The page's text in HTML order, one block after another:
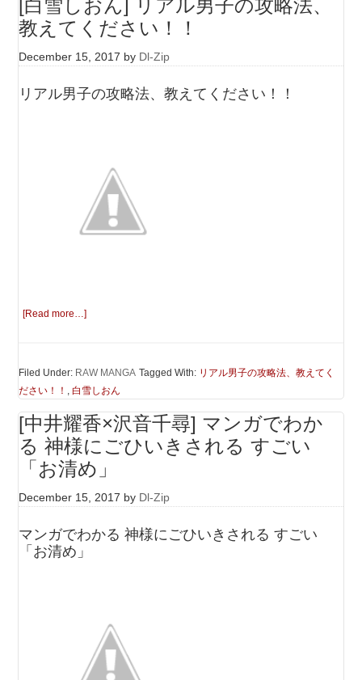
[白雪しおん] リアル男子の攻略法、
教えてください！！
December 15, 2017 by Dl-Zip
リアル男子の攻略法、教えてください！！
[Read more…]
Filed Under: RAW MANGA Tagged With: リアル男子の攻略法、教えてく
ださい！！ ,白雪しおん
[中井耀香×沢音千尋] マンガでわか
る 神様にごひいきされる すごい
「お清め」
December 15, 2017 by Dl-Zip
マンガでわかる 神様にごひいきされる すごい
「お清め」